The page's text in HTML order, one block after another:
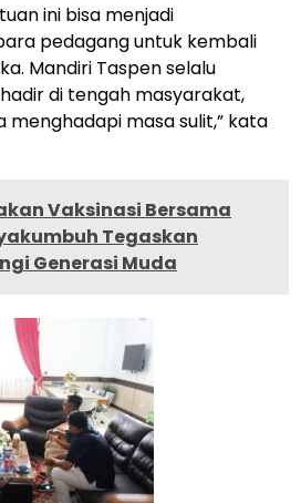
ini bisa menjadi
pedagang untuk kembali
Mandiri Taspen selalu
di tengah masyarakat,
masa sulit,” kata
Vaksinasi Bersama
Tegaskan
Generasi Muda